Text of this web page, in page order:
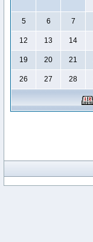
5 6 7
12 13 14
19 20 21
26 27 28